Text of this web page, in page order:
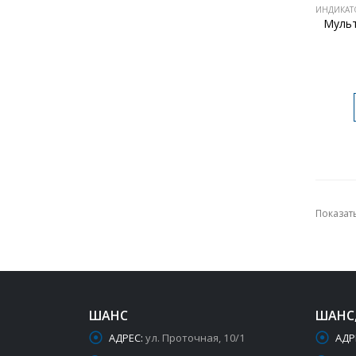
ШАНС
АДРЕС: ул. Проточная, 10/1